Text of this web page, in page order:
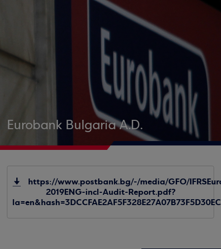
Eurobank Bulgaria A.D.
https://www.postbank.bg/-/media/GFO/
2019ENG-incl-Audit-Report.pdf?